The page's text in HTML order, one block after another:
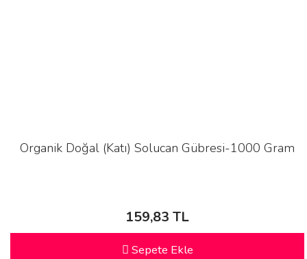
Organik Doğal (Katı) Solucan Gübresi-1000 Gram
159,83 TL
Sepete Ekle